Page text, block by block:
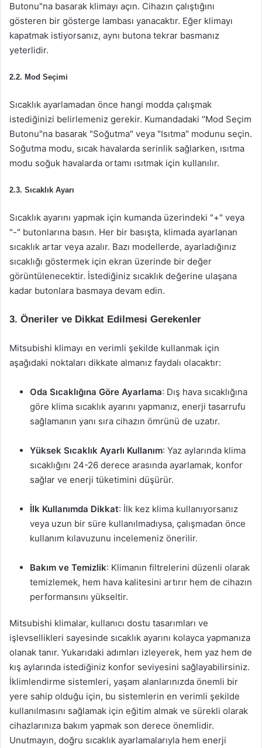
Butonu"na basarak klimayı açın. Cihazın çalıştığını
gösteren bir gösterge lambası yanacaktır. Eğer klimayı
kapatmak istiyorsanız, aynı butona tekrar basmanız
yeterlidir.
2.2. Mod Seçimi
Sıcaklık ayarlamadan önce hangi modda çalışmak
istediğinizi belirlemeniz gerekir. Kumandadaki "Mod Seçim
Butonu"na basarak "Soğutma" veya "Isıtma" modunu seçin.
Soğutma modu, sıcak havalarda serinlik sağlarken, ısıtma
modu soğuk havalarda ortamı ısıtmak için kullanılır.
2.3. Sıcaklık Ayarı
Sıcaklık ayarını yapmak için kumanda üzerindeki "+" veya
"-" butonlarına basın. Her bir basışta, klimada ayarlanan
sıcaklık artar veya azalır. Bazı modellerde, ayarladığınız
sıcaklığı göstermek için ekran üzerinde bir değer
görüntülenecektir. İstediğiniz sıcaklık değerine ulaşana
kadar butonlara basmaya devam edin.
3. Öneriler ve Dikkat Edilmesi Gerekenler
Mitsubishi klimayı en verimli şekilde kullanmak için
aşağıdaki noktaları dikkate almanız faydalı olacaktır:
Oda Sıcaklığına Göre Ayarlama: Dış hava sıcaklığına
göre klima sıcaklık ayarını yapmanız, enerji tasarrufu
sağlamanın yanı sıra cihazın ömrünü de uzatır.
Yüksek Sıcaklık Ayarlı Kullanım: Yaz aylarında klima
sıcaklığını 24-26 derece arasında ayarlamak, konfor
sağlar ve enerji tüketimini düşürür.
İlk Kullanımda Dikkat: İlk kez klima kullanıyorsanız
veya uzun bir süre kullanılmadıysa, çalışmadan önce
kullanım kılavuzunu incelemeniz önerilir.
Bakım ve Temizlik: Klimanın filtrelerini düzenli olarak
temizlemek, hem hava kalitesini artırır hem de cihazın
performansını yükseltir.
Mitsubishi klimalar, kullanıcı dostu tasarımları ve
işlevsellikleri sayesinde sıcaklık ayarını kolayca yapmanıza
olanak tanır. Yukarıdaki adımları izleyerek, hem yaz hem de
kış aylarında istediğiniz konfor seviyesini sağlayabilirsiniz.
İklimlendirme sistemleri, yaşam alanlarınızda önemli bir
yere sahip olduğu için, bu sistemlerin en verimli şekilde
kullanılmasını sağlamak için eğitim almak ve sürekli olarak
cihazlarınıza bakım yapmak son derece önemlidir.
Unutmayın, doğru sıcaklık ayarlamalarıyla hem enerji